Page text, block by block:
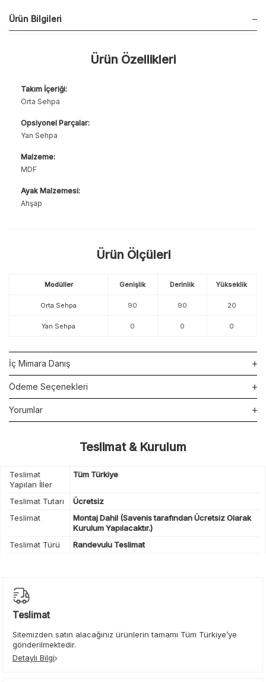
Ürün Bilgileri
Ürün Özellikleri
Takım İçeriği:
Orta Sehpa
Opsiyonel Parçalar:
Yan Sehpa
Malzeme:
MDF
Ayak Malzemesi:
Ahşap
Ürün Ölçüleri
Modüller Genişlik Derinlik Yükseklik
Orta Sehpa 90 90 20
Yan Sehpa 0 0 0
İç Mimara Danış
Ödeme Seçenekleri
Yorumlar
Teslimat & Kurulum
Teslimat
Yapılan İller
Tüm Türkiye
Teslimat Tutarı
Ücretsiz
Teslimat
Montaj Dahil (Savenis tarafından Ücretsiz Olarak
Kurulum Yapılacaktır.)
Teslimat Türü
Randevulu Teslimat
Teslimat
Sitemizden satın alacağınız ürünlerin tamamı Tüm Türkiye’ye
gönderilmektedir.
Detaylı Bilgi